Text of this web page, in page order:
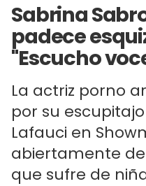
Sabrina
padece
"Escucho
La actriz porno
por su
Lafauci en
abiertamente
que sufre de